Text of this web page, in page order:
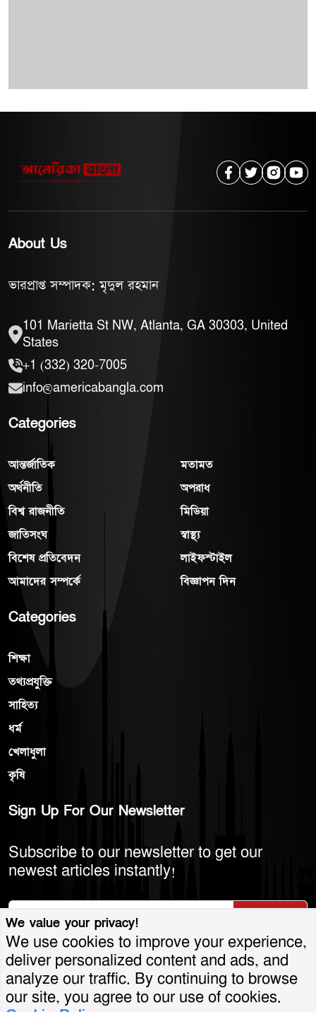
About Us
ভারপ্রাপ্ত সম্পাদক: মৃদুল রহমান
101 Marietta St NW, Atlanta, GA 30303, United
States
+1 (332) 320-7005
info@americabangla.com
Categories
আন্তর্জাতিক
অর্থনীতি
বিশ্ব রাজনীতি
জাতিসংঘ
বিশেষ প্রতিবেদন
আমাদের সম্পর্কে
মতামত
অপরাধ
মিডিয়া
স্বাস্থ্য
লাইফস্টাইল
বিজ্ঞাপন দিন
Categories
শিক্ষা
তথ্যপ্রযুক্তি
সাহিত্য
ধর্ম
খেলাধুলা
কৃষি
Sign Up For Our Newsletter
Subscribe to our newsletter to get our
newest articles instantly!
© 2026 America Bangla LLC. All Rights
We value your privacy!
We use cookies to improve your experience,
deliver personalized content and ads, and
analyze our traffic. By continuing to browse
our site, you agree to our use of cookies.